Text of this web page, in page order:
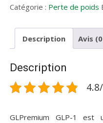
Catégorie : Perte de poids
Description Avis
Description
GLPremium GLP-1 est